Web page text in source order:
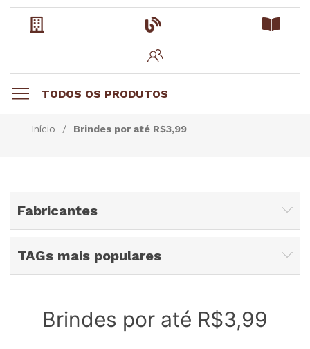
TODOS OS PRODUTOS
Início / Brindes por até R$3,99
Fabricantes
TAGs mais populares
Brindes por até R$3,99